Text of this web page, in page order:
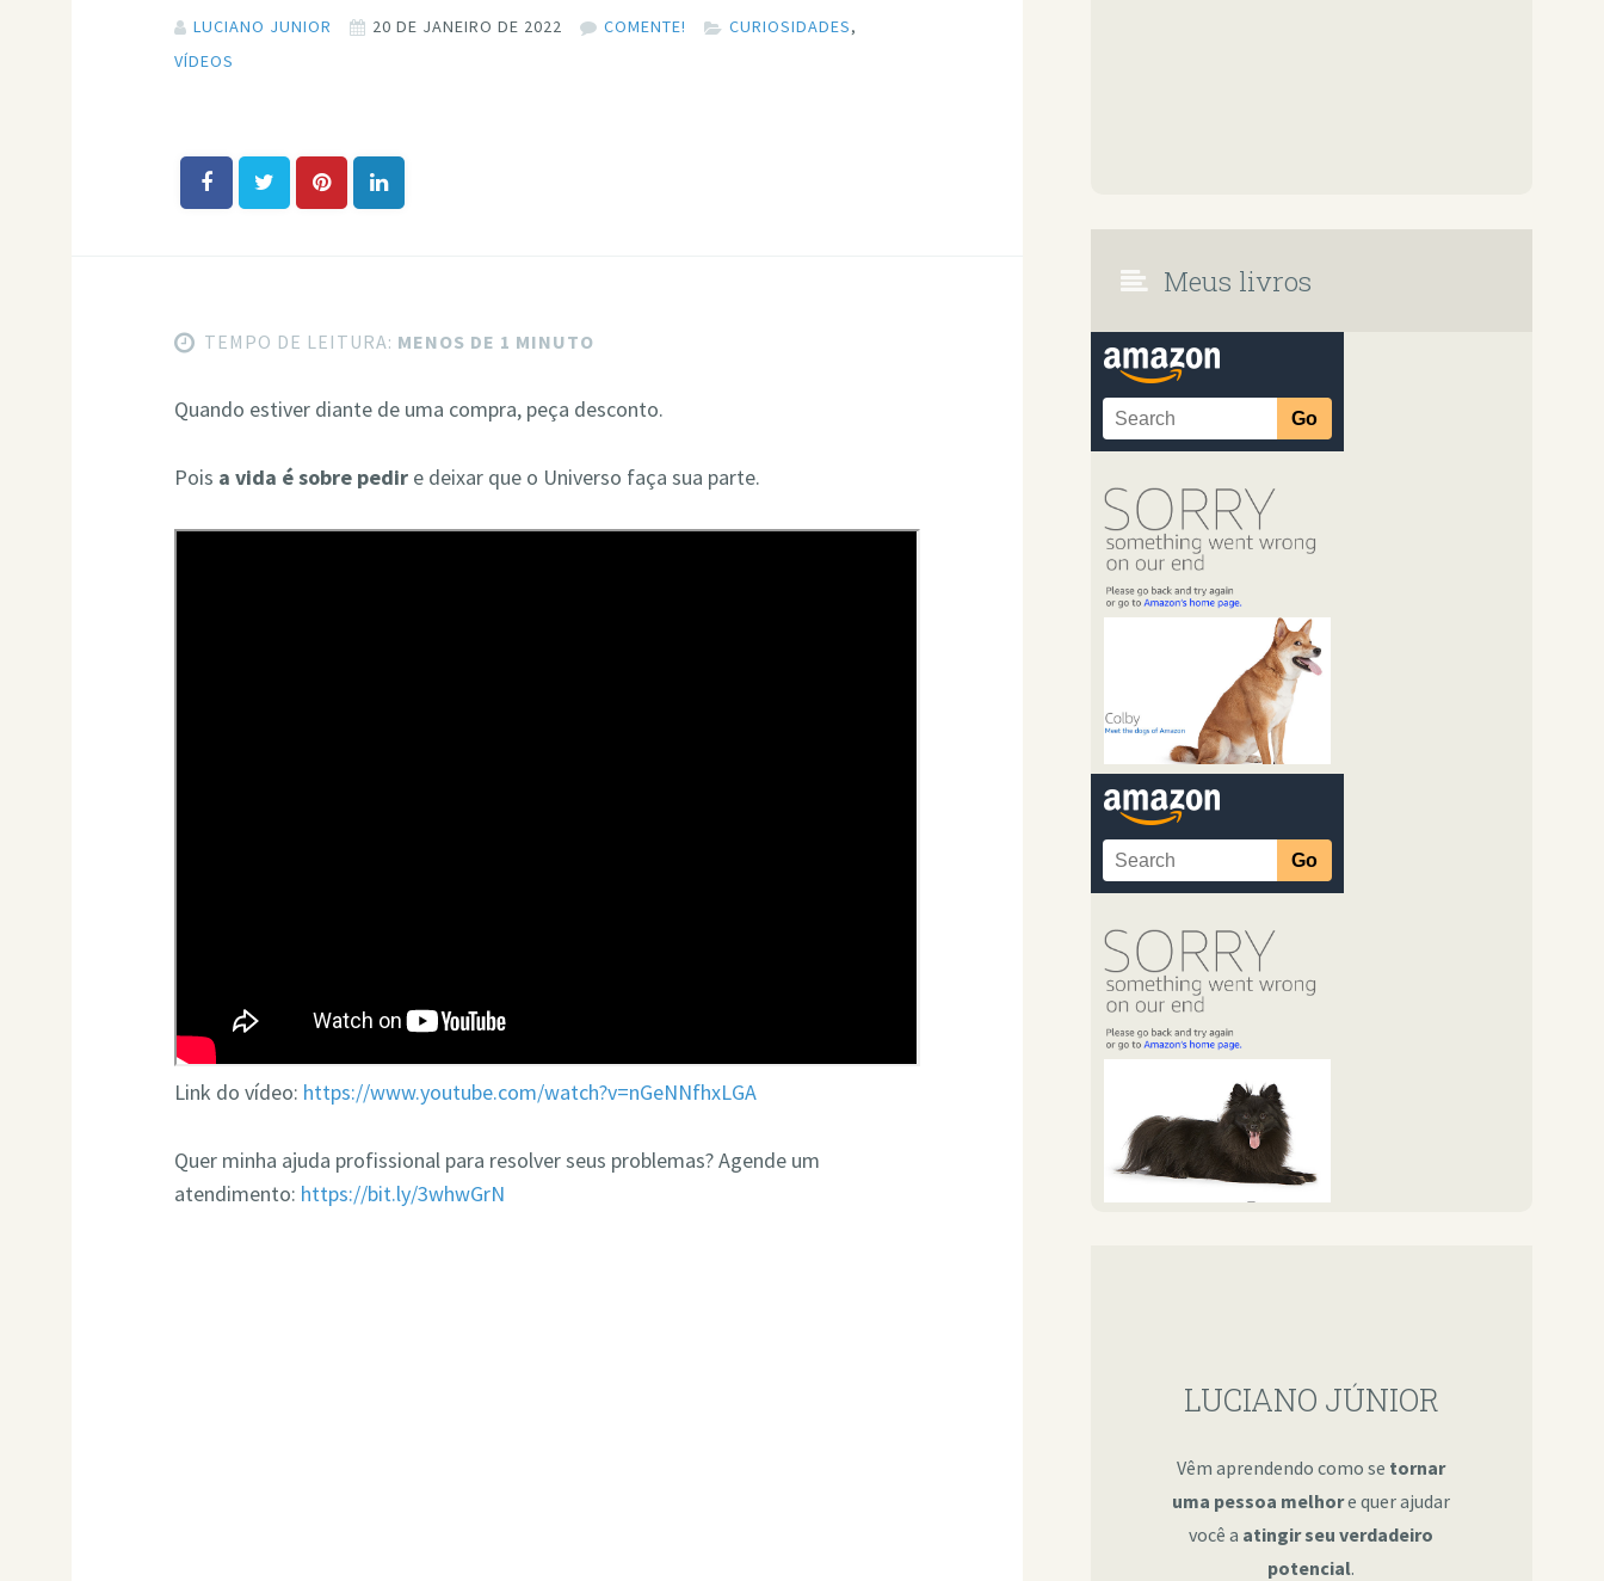
LUCIANO JUNIOR 20 DE JANEIRO DE 2022 COMENTE! CURIOSIDADES,
VÍDEOS
TEMPO DE LEITURA: MENOS DE 1 MINUTO
Quando estiver diante de uma compra, peça desconto.
Pois a vida é sobre pedir e deixar que o Universo faça sua parte.
Link do vídeo: https://www.youtube.com/watch?v=nGeNNfhxLGA
Quer minha ajuda profissional para resolver seus problemas? Agende um
atendimento: https://bit.ly/3whwGrN
Meus livros
LUCIANO JÚNIOR
Vêm aprendendo como se tornar
uma pessoa melhore quer ajudar
você a atingir seu verdadeiro
potencial.